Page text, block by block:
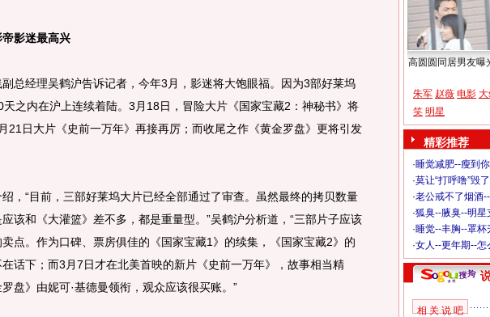
影迷最高兴
经理吴鹤沪告诉记者，今年3月，影迷将大饱眼福。因为3部好莱坞
天之内在沪上连续着陆。3月18日，冒险大片《国家宝藏2：神秘书》将
21日大片《史前一万年》再接再厉；而收尾之作《黄金罗盘》更将引发
“目前，三部好莱坞大片已经全部通过了审查。虽然最终的拷贝数量
该和《大灌篮》差不多，都是重量型。”吴鹤沪分析道，“三部片子应该
点。作为口碑、票房俱佳的《国家宝藏1》的续集，《国家宝藏2》的
话下；而3月7日才在北美首映的新片《史前一万年》，故事相当精
盘》由妮可·基德曼领衔，观众应该很买账。”
高圆圆同居男友曝
朱军 赵薇 电影 大
笑 明星
精彩推荐
·睡觉减肥--瘦到
·莫让“打呼噜”毁
·老公戒不了烟酒
·狐臭--腋臭--明星
·睡觉--丰胸--罩杯
·女人--更年期--怎
相 关 说 吧